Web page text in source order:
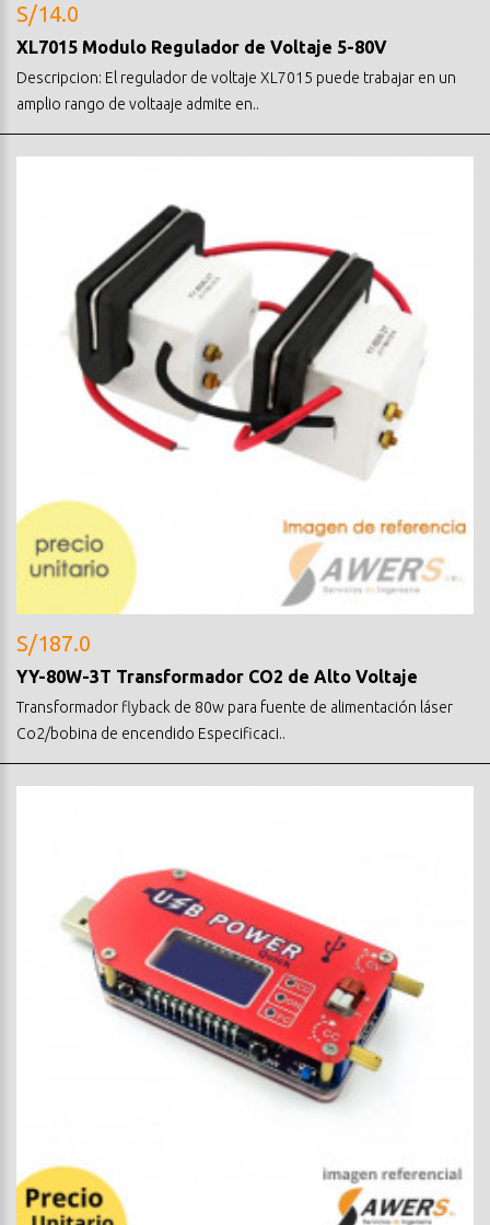
S/14.0
XL7015 Modulo Regulador de Voltaje 5-80V
Descripcion: El regulador de voltaje XL7015 puede trabajar en un
amplio rango de voltaaje admite en..
S/187.0
YY-80W-3T Transformador CO2 de Alto Voltaje
Transformador flyback de 80w para fuente de alimentación láser
Co2/bobina de encendido Especificaci..